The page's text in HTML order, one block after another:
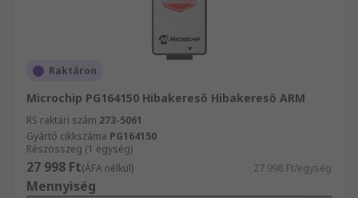
Raktáron
Microchip PG164150 Hibakereső Hibakereső ARM
RS raktári szám 273-5061
Gyártó cikkszáma PG164150
Részösszeg (1 egység)
27 998 Ft(ÁFA nélkül) 27 998 Ft/egység
Mennyiség